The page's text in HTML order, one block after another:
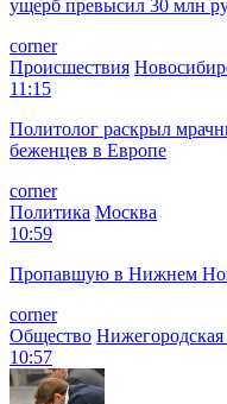
ущерб превысил 30 млн
corner
Происшествия
11:15
Политолог раскрыл
беженцев в Европе
corner
Политика Москва
10:59
Пропавшую в Нижнем
corner
Общество Нижегородская
10:57